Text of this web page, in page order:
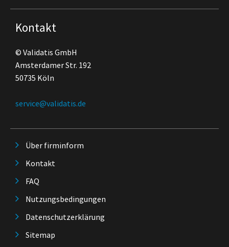
Kontakt
© Validatis GmbH
Amsterdamer Str. 192
50735 Köln
service@validatis.de
Über firminform
Kontakt
FAQ
Nutzungsbedingungen
Datenschutzerklärung
Sitemap